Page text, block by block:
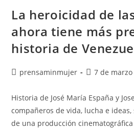
La heroicidad de
ahora tiene más
historia de
prensaminmujer 7 de
Historia de José María España y
compañeros de vida, lucha e
de una producción